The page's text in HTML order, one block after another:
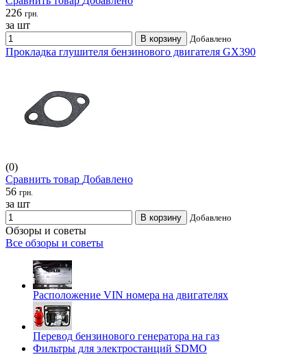
226 грн.
за шт
В корзину Добавлено
Прокладка глушителя бензинового двигателя GX390
(0)
Сравнить товар Добавлено
56 грн.
за шт
В корзину Добавлено
Обзоры и советы
Все обзоры и советы
Расположение VIN номера на двигателях
Перевод бензинового генератора на газ
Фильтры для электростанций SDMO